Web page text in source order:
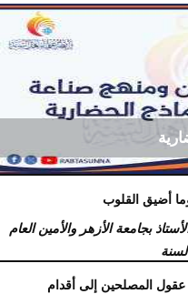
والبحوث
أضيق القلوب
بجامعة الأزهر والأمين العام
المصلحين إلى أقدام